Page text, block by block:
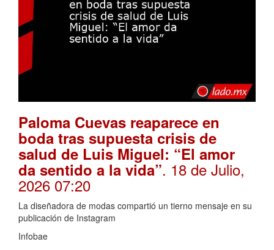
Paloma Cuevas reaparece en
boda tras supuesta crisis de
salud de Luis Miguel: “El amor
da sentido a la vida”. 18 de Julio,
2026 07:20
La diseñadora de modas compartió un tierno mensaje en su
publicación de Instagram
Infobae